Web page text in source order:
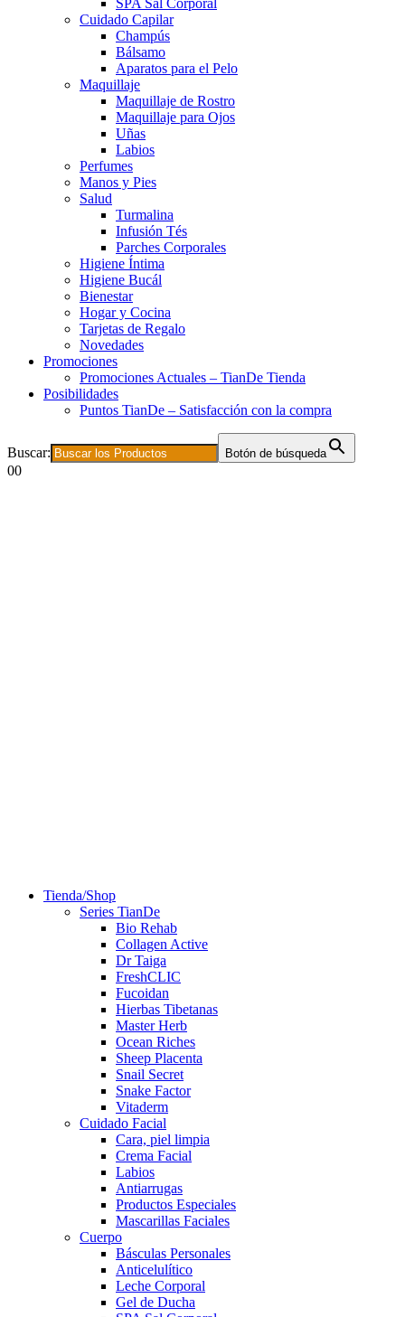
SPA Sal Corporal
Cuidado Capilar
Champús
Bálsamo
Aparatos para el Pelo
Maquillaje
Maquillaje de Rostro
Maquillaje para Ojos
Uñas
Labios
Perfumes
Manos y Pies
Salud
Turmalina
Infusión Tés
Parches Corporales
Higiene Íntima
Higiene Bucál
Bienestar
Hogar y Cocina
Tarjetas de Regalo
Novedades
Promociones
Promociones Actuales – TianDe Tienda
Posibilidades
Puntos TianDe – Satisfacción con la compra
Buscar: Botón de búsqueda
00
Tienda/Shop
Series TianDe
Bio Rehab
Collagen Active
Dr Taiga
FreshCLIC
Fucoidan
Hierbas Tibetanas
Master Herb
Ocean Riches
Sheep Placenta
Snail Secret
Snake Factor
Vitaderm
Cuidado Facial
Cara, piel limpia
Crema Facial
Labios
Antiarrugas
Productos Especiales
Mascarillas Faciales
Cuerpo
Básculas Personales
Anticelulítico
Leche Corporal
Gel de Ducha